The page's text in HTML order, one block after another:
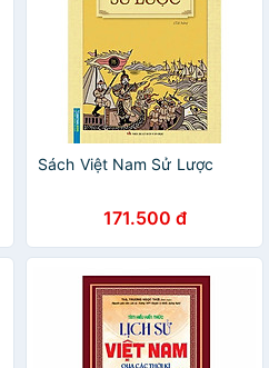
Sách Việt Nam Sử Lược
171.500 đ